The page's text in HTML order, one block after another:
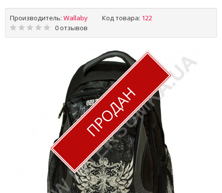
Производитель: Wallaby Код товара: 122
0 отзывов
ПРОДАН